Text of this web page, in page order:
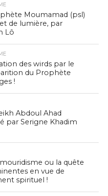
Moumamad (psl)
de lumière, par
Lô
des wirds par le
du Prophète
!
Abdoul Ahad
par Serigne Khadim
mouridisme ou la quête
en vue de
spirituel !